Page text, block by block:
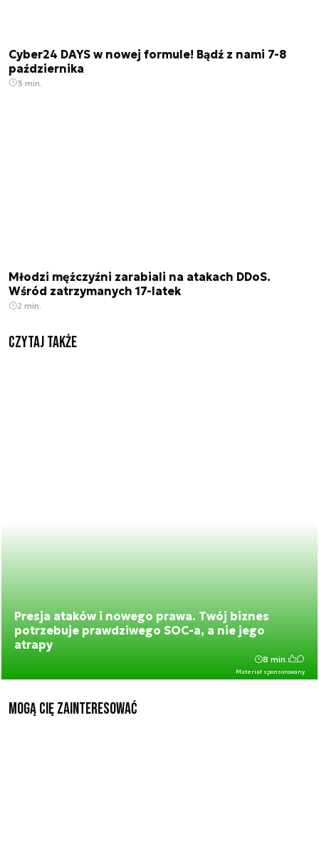
Cyber24 DAYS w nowej formule! Bądź z nami 7-8
października
3 min.
Młodzi mężczyźni zarabiali na atakach DDoS.
Wśród zatrzymanych 17-latek
2 min.
Czytaj także
Presja ataków i nowego prawa. Twój biznes
potrzebuje prawdziwego SOC-a, a nie jego
atrapy
Materiał sponsorowany
8 min.
Mogą Cię zainteresować